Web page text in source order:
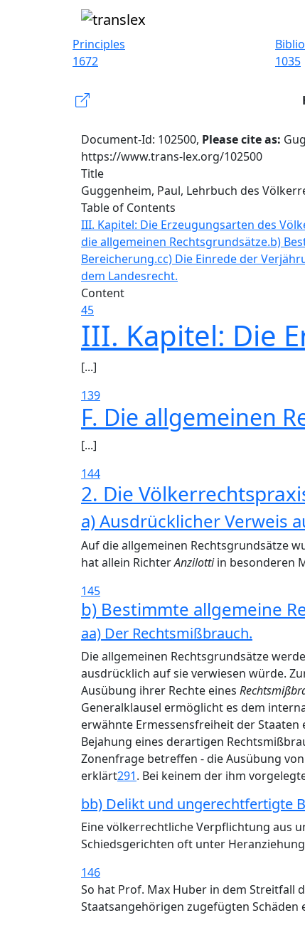
Principles
1672
1035
Document-Id: 102500, Please cite as:
https://www.trans-lex.org/102500
Title
Guggenheim, Paul, Lehrbuch des
Table of Contents
III. Kapitel: Die Erzeugungsarten des
die allgemeinen Rechtsgrundsätze.b)
Bereicherung.cc) Die Einrede der
dem Landesrecht.
Content
45
III. Kapitel: Die
[...]
139
F. Die allgemeinen
[...]
144
2. Die
a) Ausdrücklicher Verweis
Auf die allgemeinen Rechtsgrundsätze
hat allein RichterAnzilottiin besonderen
145
b) Bestimmte allgemeine
aa) Der Rechtsmißbrauch.
Die allgemeinen Rechtsgrundsätze
ausdrücklich auf sie verwiesen würde.
Ausübung ihrer Rechte eines
Generalklausel ermöglicht es dem
erwähnte Ermessensfreiheit der
Bejahung eines derartigen
Zonenfrage betreffen - die Ausübung
erklärt291. Bei keinem der ihm
bb) Delikt und ungerechtfertigte
Eine völkerrechtliche Verpflichtung aus
Schiedsgerichten oft unter
146
So hat Prof. Max Huber in dem Streitfall
Staatsangehörigen zugefügten